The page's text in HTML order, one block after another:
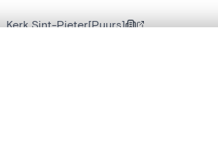
Kerk Sint-Pieter[Puurs]